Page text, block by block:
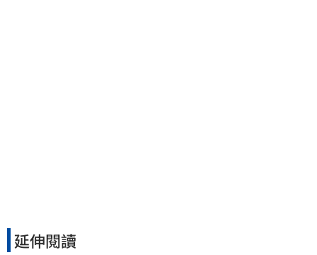
延伸閱讀